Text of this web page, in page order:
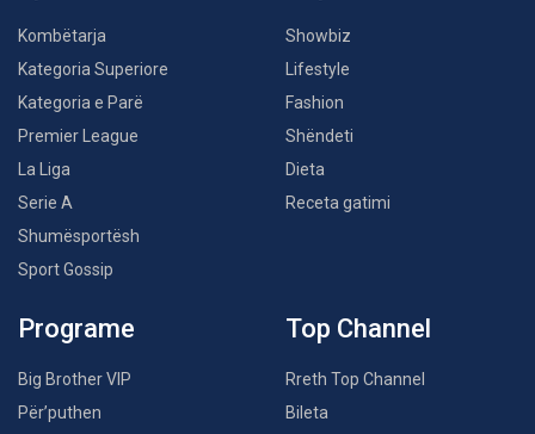
Kombëtarja
Kategoria Superiore
Kategoria e Parë
Premier League
La Liga
Serie A
Shumësportësh
Sport Gossip
Showbiz
Lifestyle
Fashion
Shëndeti
Dieta
Receta gatimi
Programe
Big Brother VIP
Për’puthen
Top Channel
Rreth Top Channel
Bileta